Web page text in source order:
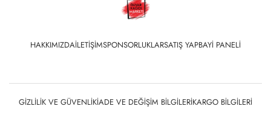
HAKKIMIZDAİLETIŞIMSPONSORLUKLARSATIŞ YAPBAYI PANELI
GIZLILIK VE GÜVENLIKİADE VE DEĞIŞIM BILGILERIKARGO BILGILERI